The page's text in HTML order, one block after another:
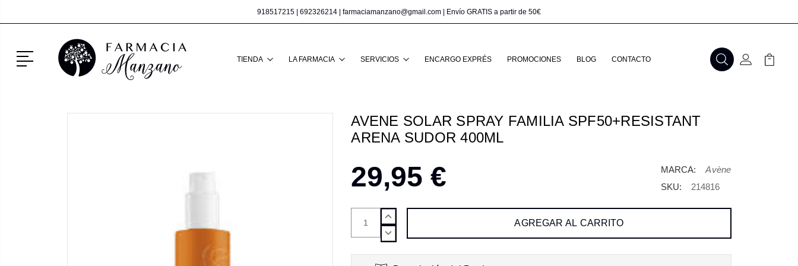
918517215 692326214 farmaciamanzano@gmail.com | Envío GRATIS a partir de 50€
Menú TIENDA LA FARMACIA SERVICIOS ENCARGO EXPRÉS PROMOCIONES BLOG CONTACTO BuscarMi Cuenta
Mi
AVENE SOLAR SPRAY FAMILIA SPF50+RESISTANT
ARENA SUDOR 400ML
29,95 €
AUMENTAR
CANTIDAD:
DISMINUIR
CANTIDAD:
MARCA:
Avène
SKU:
214816